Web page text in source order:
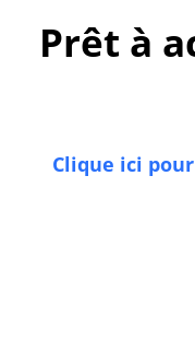
Prêt à
Clique ici